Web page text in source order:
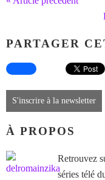
PARTAGER
S'inscrire à la newsletter
À PROPOS
Retrouvez
séries télé